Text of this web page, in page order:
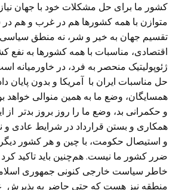
کشور ما برای حل مشکلات خود با جهان
متوازن با همه کشورها هم در غرب و هم
تقسیم جهان به خیر و شر، نه منطق سیاسی
اقتصادی، مناسبات با همه کشورها به نفع
ژئوپولیتیک منحصر به فرد، در خاورمیانه
حل مناسبات ایران با آمریکا و بدون پایان
همسایگان، وضع ما به همین منوالی خواهد
و حکمرانی بد، وضع ما را روز بروز بدتر از
همکاری و بستن قرارداد در شرایط عادی و
و استیصال حکومت، با چین و هر کشور
ضرر کشور ما نیست. هم‌چنین باید تاکید کرد
خاطر سیاست خارجی کنونی جمهوری
منطقه نیز هست که حتی حاضر به